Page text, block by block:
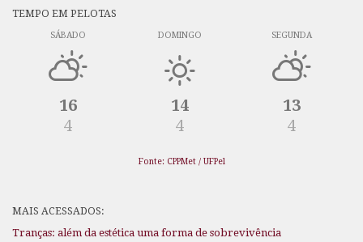
TEMPO EM PELOTAS
SÁBADO
16
4
DOMINGO
14
4
SEGUNDA
13
4
Fonte: CPPMet / UFPel
MAIS ACESSADOS:
Tranças: além da estética uma forma de sobrevivência